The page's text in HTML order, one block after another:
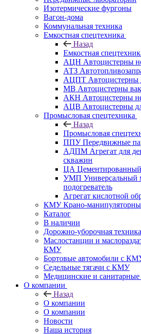
Изотермические фургоны
Вагон-дома
Коммунальная техника
Емкостная спецтехника
Назад
Емкостная
АЦН Автоцистерны
АТЗ
АЦПТ Автоцистерны
МВ Автоцистерны
АКН Автоцистерны
АЦВ Автоцистерны
Промысловая спецтехника
Назад
Промысловая
ППУ Передвижные
АДПМ Агрегат для
скважин
ЦА Цементированный
УМП Универсальный
подогреватель
Агрегат кислотной
КМУ Крано-
Каталог
В наличии
Дорожно-уборочная техника
Маслостанции и
КМУ
Бортовые автомобили с
Седельные тягачи с КМУ
Медицинские и
О компании
Назад
О компании
О компании
Новости
Наша история